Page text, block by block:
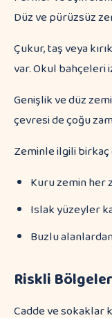
Düz ve pürüzsüz
Çukur, taş veya
var. Okul bahçeleri
Genişlik ve düz
çevresi de çoğu
Zeminle ilgili
Kuru zemin her
Islak yüzeyler
Buzlu
Riskli
Cadde ve sokaklar